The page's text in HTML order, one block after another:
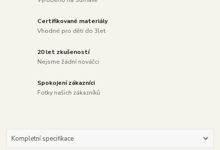
Certifikované materiály
Vhodné pro děti do 3let
20 let zkušeností
Nejsme žádní nováčci
Spokojení zákazníci
Fotky našich zákazníků
Kompletní specifikace